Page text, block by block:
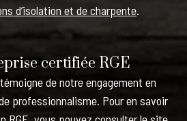
d’isolation et de charpente.
certifiée RGE
de notre engagement en
professionnalisme. Pour en savoir